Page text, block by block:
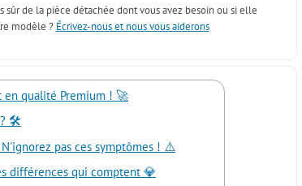
sûr de la pièce détachée dont vous avez besoin ou si elle
modèle ? Écrivez-nous et nous vous aiderons
en qualité Premium ! 🚀
? 🛠️
pas ces symptômes ! ⚠️
différences qui comptent 💎